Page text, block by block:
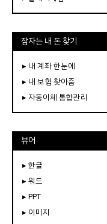
잠자는 내 돈 찾기
▸ 내 계좌 한눈에
▸ 내 보험 찾아줌
▸ 자동이체 통합관리
뷰어
▸ 한글
▸ 워드
▸ PPT
▸ 이미지